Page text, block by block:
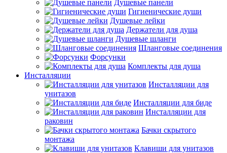
Душевые панели
Гигиенические души
Душевые лейки
Держатели для душа
Душевые шланги
Шланговые соединения
Форсунки
Комплекты для душа
Инсталляции
Инсталляции для
унитазов
Инсталляции для биде
Инсталляции для
раковин
Бачки скрытого
монтажа
Клавиши для унитазов